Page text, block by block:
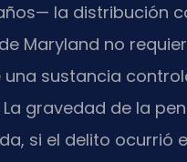
la distribución
Maryland no
sustancia
gravedad de la
si el delito ocurrió